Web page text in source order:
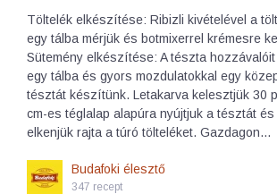
Töltelék elkészítése: Ribizli kivételével a
egy tálba mérjük és botmixerrel krémesre
Sütemény elkészítése: A tészta
egy tálba és gyors mozdulatokkal egy
tésztát készítünk. Letakarva kelesztjük 30
cm-es téglalap alapúra nyújtjuk a tésztát
elkenjük rajta a túró tölteléket. Gazdagon…
Budafoki élesztő
347 recept